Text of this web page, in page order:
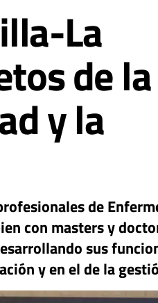
La
de la
y la
de
con masters y
sus
y en el de la